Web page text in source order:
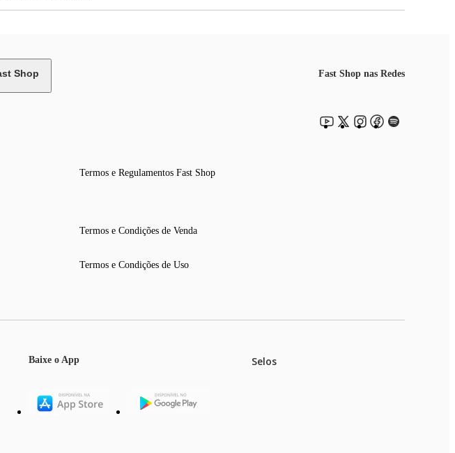
Shop
Termos e Regulamentos Fast Shop
Termos e Condições de Venda
Termos e Condições de Uso
Fast Shop nas Redes
Baixe o App Selos